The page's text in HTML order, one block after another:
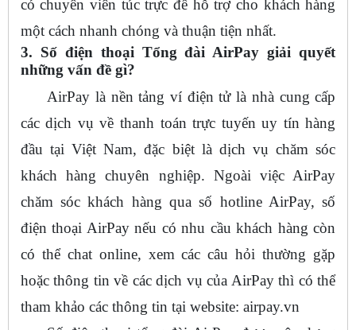
có chuyên viên túc trực để hỗ trợ cho khách hàng
một cách nhanh chóng và thuận tiện nhất.
3. Số điện thoại Tổng đài AirPay giải quyết
những vấn đề gì?
AirPay là nền tảng ví điện tử là nhà cung cấp
các dịch vụ về thanh toán trực tuyến uy tín hàng
đầu tại Việt Nam, đặc biệt là dịch vụ chăm sóc
khách hàng chuyên nghiệp. Ngoài việc AirPay
chăm sóc khách hàng qua số hotline AirPay, số
điện thoại AirPay nếu có nhu cầu khách hàng còn
có thể chat online, xem các câu hỏi thường gặp
hoặc thông tin về các dịch vụ của AirPay thì có thể
tham khảo các thông tin tại website: airpay.vn